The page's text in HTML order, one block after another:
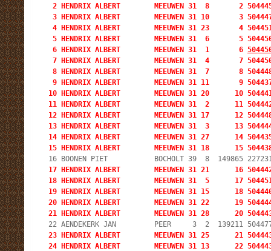
2 HENDRIX ALBERT        MEEUWEN 31  8
3 HENDRIX ALBERT        MEEUWEN 31 10
4 HENDRIX ALBERT        MEEUWEN 31 23
5 HENDRIX ALBERT        MEEUWEN 31  6
   6 HENDRIX ALBERT        MEEUWEN 31  1       6
7 HENDRIX ALBERT        MEEUWEN 31  4
8 HENDRIX ALBERT        MEEUWEN 31  7
9 HENDRIX ALBERT        MEEUWEN 31 11
10 HENDRIX ALBERT        MEEUWEN 31 20
11 HENDRIX ALBERT        MEEUWEN 31  2
12 HENDRIX ALBERT        MEEUWEN 31 17
13 HENDRIX ALBERT        MEEUWEN 31  3
14 HENDRIX ALBERT        MEEUWEN 31 27
15 HENDRIX ALBERT        MEEUWEN 31 18      15
17 HENDRIX ALBERT        MEEUWEN 31 21
18 HENDRIX ALBERT        MEEUWEN 31  5
19 HENDRIX ALBERT        MEEUWEN 31 15
20 HENDRIX ALBERT        MEEUWEN 31 22
21 HENDRIX ALBERT        MEEUWEN 31 28      20
23 HENDRIX ALBERT        MEEUWEN 31 25
24 HENDRIX ALBERT        MEEUWEN 31 13      22